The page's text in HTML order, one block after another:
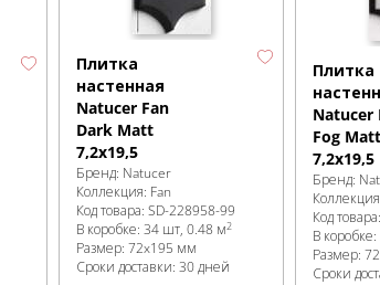
Плитка
настенная
Natucer Fan
Dark Matt
7,2x19,5
Бренд: Natucer
Коллекция: Fan
Код товара: SD-228958-99
В коробке: 34 шт, 0.48 м2
Размер: 72x195 мм
Сроки доставки: 30 дней
Плитка
Natucer
Fog Matt
7,2x19,5
Бренд:
Код товара:
В коробке:
Размер:
Сроки